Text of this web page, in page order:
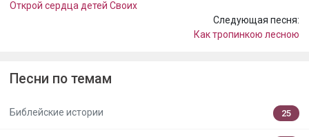
Открой сердца детей Своих
Следующая песня:
Как тропинкою лесною
Песни по темам
Библейские истории 25